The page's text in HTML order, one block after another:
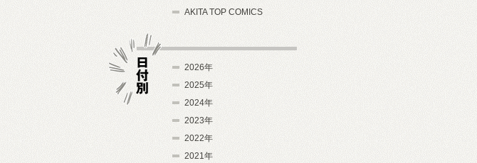
AKITA TOP COMICS
2026年
2025年
2024年
2023年
2022年
2021年